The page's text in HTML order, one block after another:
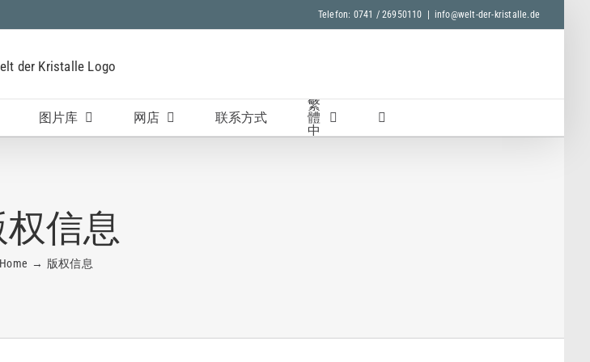
Telefon: 0741 / 26950110 info@welt-der-kristalle.de
图片库 网店 联系方式
权信息
Home 版权信息